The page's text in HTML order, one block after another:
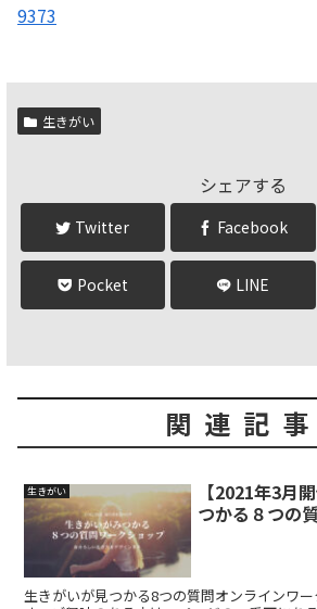
9373
生きがい
シェアする
Twitter Facebook
Pocket LINE
関連記事
生きがい
【2021年3月
つかる８つの
生きがいが見つかる8つの質問オンラインワ